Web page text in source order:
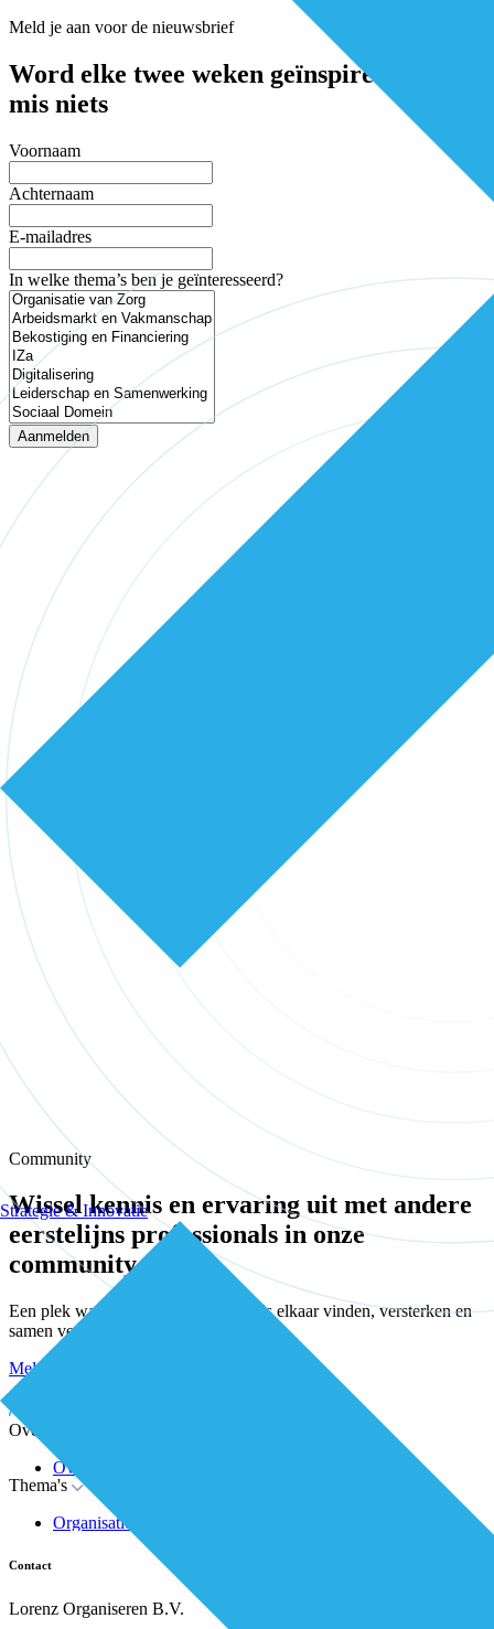
Strategie & Innovatie
Meld je aan voor de nieuwsbrief
Word elke twee weken geïnspireerd en
mis niets
Voornaam
Achternaam
E-mailadres
In welke thema’s ben je geïnteresseerd?
Aanmelden
Community
Wissel kennis en ervaring uit met andere
eerstelijns professionals in onze
community
Een plek waar eerstelijnsprofessionals elkaar vinden, versterken en
samen verder bouwen aan betere zorg.
Meld je kosteloos aan
Over De Eerstelijns
Over ons
Nieuws
Advies
Whitepapers
Over BiancAI
Thema's
Organisatie van zorg
Arbeidsmarkt & vakmanschap
RESV en Leerbehoeften
Digitalisering
Leiderschap & samenwerking
Contact
Lorenz Organiseren B.V.